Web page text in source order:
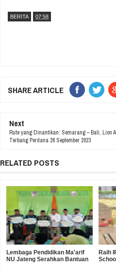
BERITA 07:58
SHARE ARTICLE
Next
Rute yang Dinantikan: Semarang – Bali, Lion
Terbang Perdana 26 September 2023
RELATED POSTS
Lembaga Pendidikan Ma'arif
NU Jateng Serahkan Bantuan
Raih